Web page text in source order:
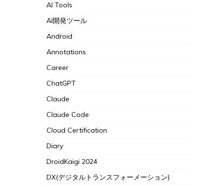
AI Tools
AI開発ツール
Android
Annotations
Career
ChatGPT
Claude
Claude Code
Cloud Certification
Diary
DroidKaigi 2024
DX(デジタルトランスフォーメーション)